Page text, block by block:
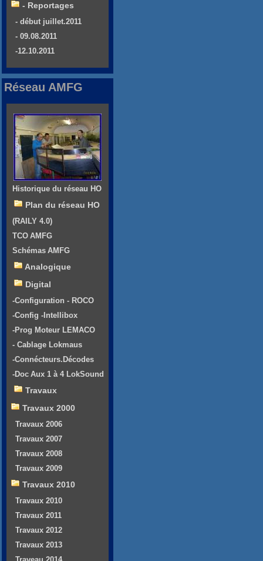
- Reportages
- début juillet.2011
- 09.08.2011
-12.10.2011
Réseau AMFG
Historique du réseau HO
Plan du réseau HO
(RAILY 4.0)
TCO AMFG
Schémas AMFG
Analogique
Digital
-Configuration - ROCO
-Config -Intellibox
-Prog Moteur LEMACO
- Cablage Lokmaus
-Connécteurs.Décodes
-Doc Aux 1 à 4 LokSound
Travaux
Travaux 2000
Travaux 2006
Travaux 2007
Travaux 2008
Travaux 2009
Travaux 2010
Travaux 2010
Travaux 2011
Travaux 2012
Travaux 2013